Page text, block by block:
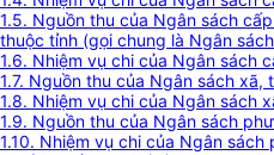
1.5. Nguồn thu của Ngân sách
thuộc tỉnh (gọi chung là Ngân
1.6. Nhiệm vụ chi của Ngân sách
1.7. Nguồn thu của Ngân sách xã,
1.8. Nhiệm vụ chi của Ngân sách
1.9. Nguồn thu của Ngân sách
1.10. Nhiệm vụ chi của Ngân sách